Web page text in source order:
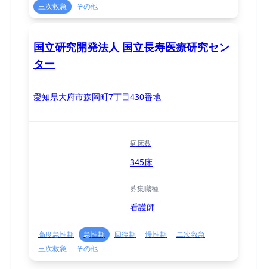
三次救急
その他
国立研究開発法人 国立長寿医療研究セン
ター
愛知県大府市森岡町7丁目430番地
病床数
345床
募集職種
看護師
高度急性期 急性期 回復期 慢性期
二次救急
三次救急
その他